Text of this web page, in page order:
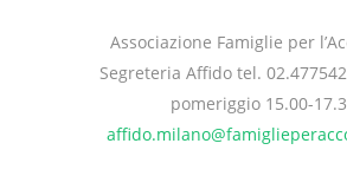
Associazione Famiglie per
Segreteria Affido tel.
pomeriggio 15.00-